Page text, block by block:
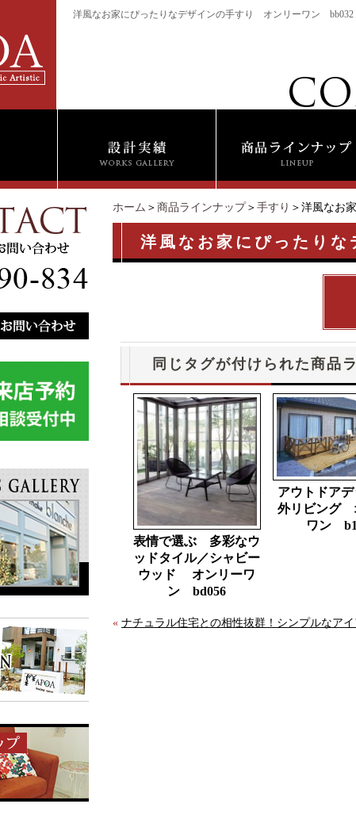
洋風なお家にぴったりなデザインの手すり オンリーワン bb032
ホーム ＞ 商品ラインナップ ＞ 手すり ＞洋風なお
洋風なお家にぴったり
同じタグが付けられた商品
表情で選ぶ 多彩なウ
ッドタイル／シャビー
ウッド オンリーワ
ン bd056
アウトドア
外リビング
ワン
« ナチュラル住宅との相性抜群！シンプルな